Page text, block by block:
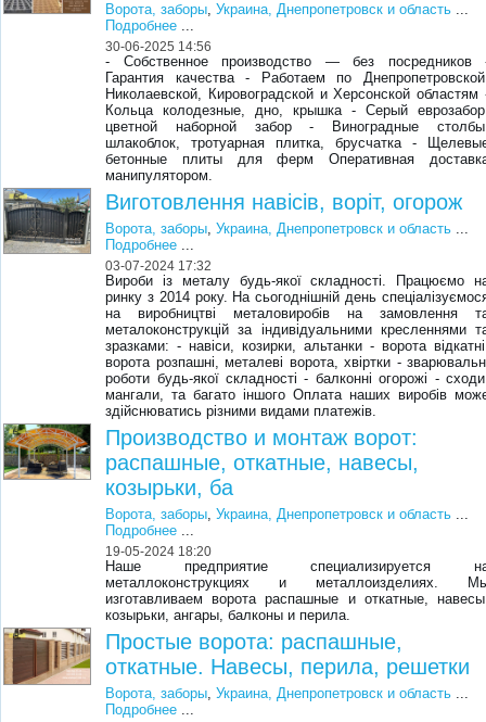
Ворота, заборы,Украина, Днепропетровск и область ...
Подробнее ...
30-06-2025 14:56
- Собственное производство — без посредников
Гарантия качества - Работаем по
Николаевской, Кировоградской и Херсонской областям
Кольца колодезные, дно, крышка - Серый
цветной наборной забор - Виноградные
шлакоблок, тротуарная плитка, брусчатка -
бетонные плиты для ферм Оперативная
манипулятором.
Виготовлення навісів, воріт, огорож
Ворота, заборы,Украина, Днепропетровск и область ...
Подробнее ...
03-07-2024 17:32
Вироби із металу будь-якої складності. Працюємо
ринку з 2014 року. На сьогоднішній день
на виробництві металовиробів на замовлення
металоконструкцій за індивідуальними кресленнями
зразками: - навіси, козирки, альтанки - ворота
ворота розпашні, металеві ворота, хвіртки -
роботи будь-якої складності - балконні огорожі -
мангали, та багато іншого Оплата наших виробів
здійснюватись різними видами платежів.
Производство и монтаж ворот:
распашные, откатные, навесы,
козырьки, ба
Ворота, заборы,Украина, Днепропетровск и область ...
Подробнее ...
19-05-2024 18:20
Наше предприятие специализируется
металлоконструкциях и металлоизделиях.
изготавливаем ворота распашные и откатные,
козырьки, ангары, балконы и перила.
Простые ворота: распашные,
откатные. Навесы, перила, решетки
Ворота, заборы,Украина, Днепропетровск и область ...
Подробнее ...